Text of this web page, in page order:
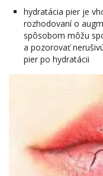
hydratácia pier je
rozhodovaní o
spôsobom môžu
a pozorovať
pier po hydratácii